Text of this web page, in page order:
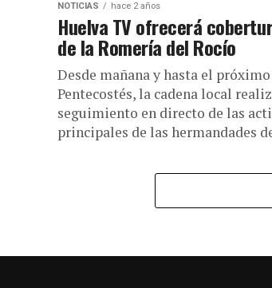
NOTICIAS hace 2 años
Huelva TV ofrecerá
de la Romería del Rocío
Desde mañana y hasta el
Pentecostés, la cadena local
seguimiento en directo de las
principales de las hermandades